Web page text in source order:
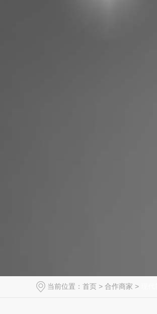
当前位置： 首页 > 合作商家 >